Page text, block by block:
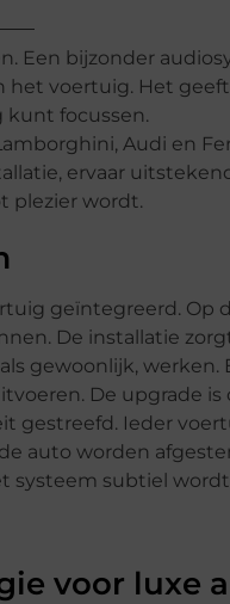
Een bijzonder
voertuig. Het
kunt focussen.
Audi en
ervaar
plezier wordt.
geïntegreerd. Op
De installatie
gewoonlijk, werken.
De upgrade is
gestreefd. Ieder
auto worden
systeem subtiel
voor luxe